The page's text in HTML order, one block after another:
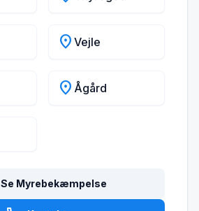
location_on Vejle
location_on Ågård
Se Myrebekæmpelse